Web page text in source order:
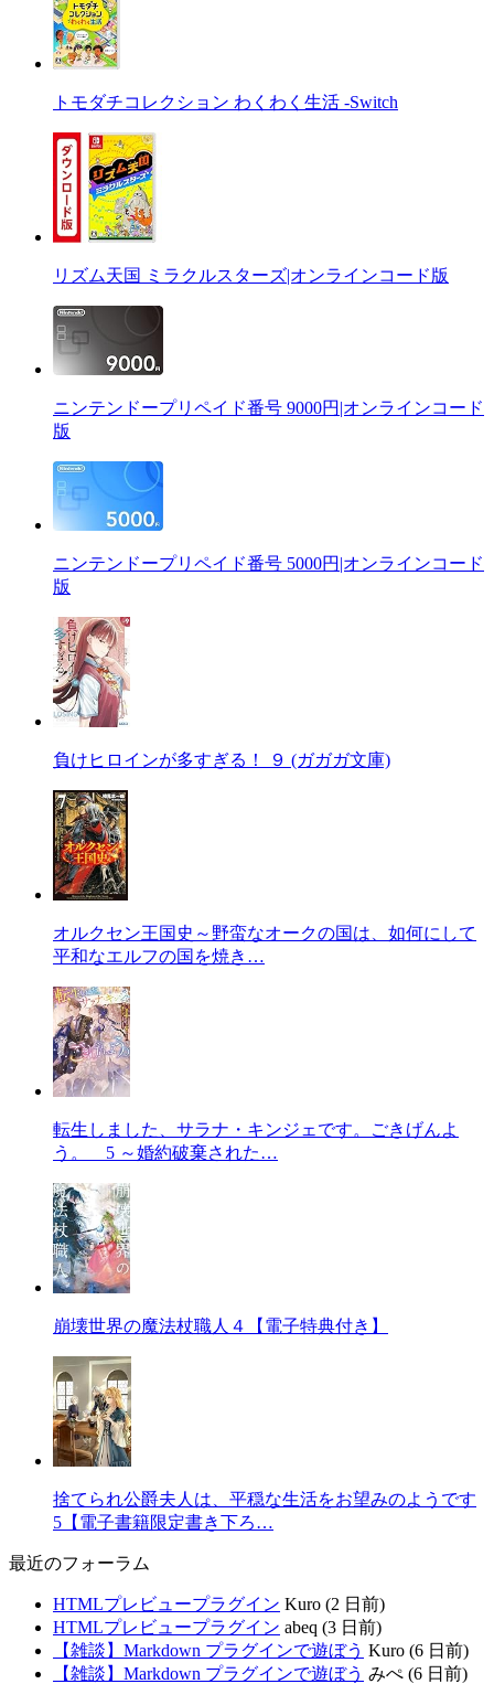
トモダチコレクション わくわく生活 -Switch
リズム天国 ミラクルスターズ|オンラインコード版
ニンテンドープリペイド番号 9000円|オンラインコード
版
ニンテンドープリペイド番号 5000円|オンラインコード
版
負けヒロインが多すぎる！ ９ (ガガガ文庫)
オルクセン王国史～野蛮なオークの国は、如何にして
平和なエルフの国を焼き…
転生しました、サラナ・キンジェです。ごきげんよ
う。 5 ～婚約破棄された…
崩壊世界の魔法杖職人４【電子特典付き】
捨てられ公爵夫人は、平穏な生活をお望みのようです
5【電子書籍限定書き下ろ…
最近のフォーラム
HTMLプレビュープラグイン Kuro (2 日前)
HTMLプレビュープラグイン abeq (3 日前)
【雑談】Markdown プラグインで遊ぼう Kuro (6 日前)
【雑談】Markdown プラグインで遊ぼう みぺ (6 日前)